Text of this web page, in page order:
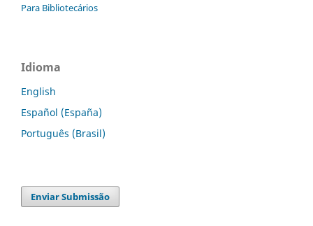
Para Bibliotecários
Idioma
English
Español (España)
Português (Brasil)
Enviar Submissão